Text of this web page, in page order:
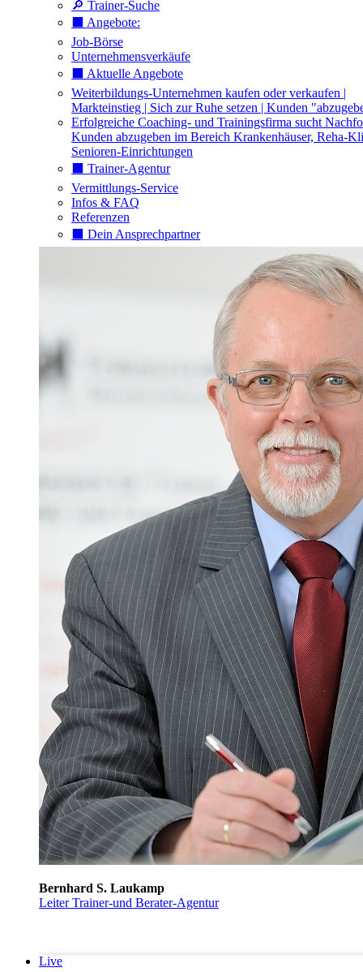
🔎 Trainer-Suche
⬛️ Angebote:
Job-Börse
Unternehmensverkäufe
⬛️ Aktuelle Angebote
Weiterbildungs-Unternehmen kaufen oder verkaufen |
Markteinstieg | Sich zur Ruhe setzen | Kunden
Erfolgreiche Coaching- und Trainingsfirma sucht
Kunden abzugeben im Bereich Krankenhäuser, Reha-
Senioren-Einrichtungen
⬛️ Trainer-Agentur
Vermittlungs-Service
Infos & FAQ
Referenzen
⬛️ Dein Ansprechpartner
Bernhard S. Laukamp
Leiter Trainer-und Berater-Agentur
Live